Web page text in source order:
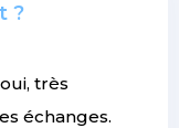
?
très
échanges.